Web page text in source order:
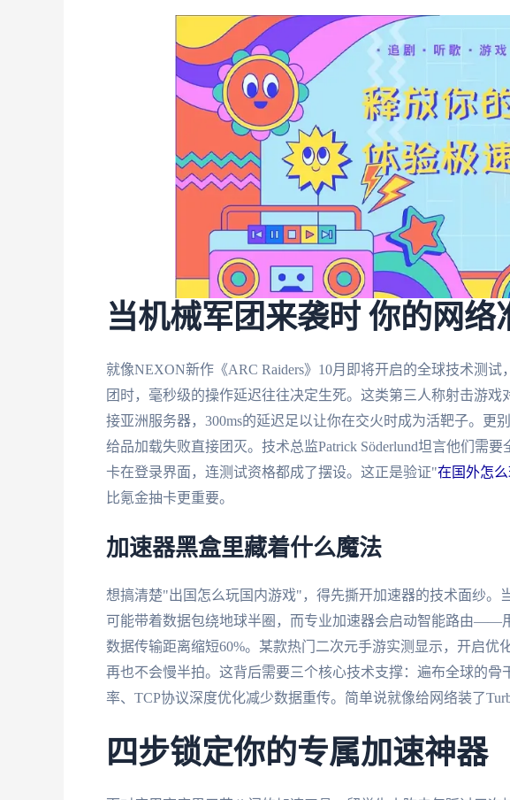
当机械军团来袭时 你的网络
就像NEXON新作《ARC Raiders》10月即将开启的全球技术测
团时，毫秒级的操作延迟往往决定生死。这类第三人称射击游
接亚洲服务器，300ms的延迟足以让你在交火时成为活靶子。更
给品加载失败直接团灭。技术总监Patrick Söderlund坦言他们需
卡在登录界面，连测试资格都成了摆设。这正是验证"在国外怎
比氪金抽卡更重要。
加速器黑盒里藏着什么魔法
想搞清楚"出国怎么玩国内游戏"，得先撕开加速器的技术面纱。
可能带着数据包绕地球半圈，而专业加速器会启动智能路由——
数据传输距离缩短60%。某款热门二次元手游实测显示，开启优
再也不会慢半拍。这背后需要三个核心技术支撑：遍布全球的骨
率、TCP协议深度优化减少数据重传。简单说就像给网络装了
四步锁定你的专属加速神器